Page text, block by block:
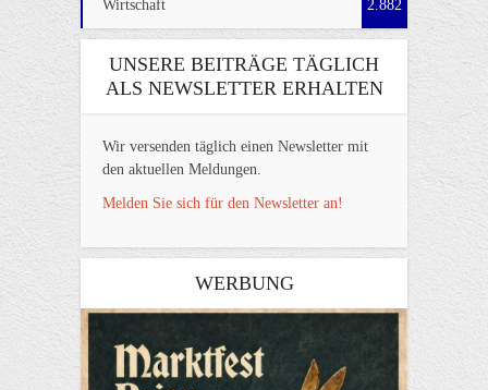
Wirtschaft 2.882
UNSERE BEITRÄGE TÄGLICH
ALS NEWSLETTER ERHALTEN
Wir versenden täglich einen Newsletter mit
den aktuellen Meldungen.
Melden Sie sich für den Newsletter an!
WERBUNG